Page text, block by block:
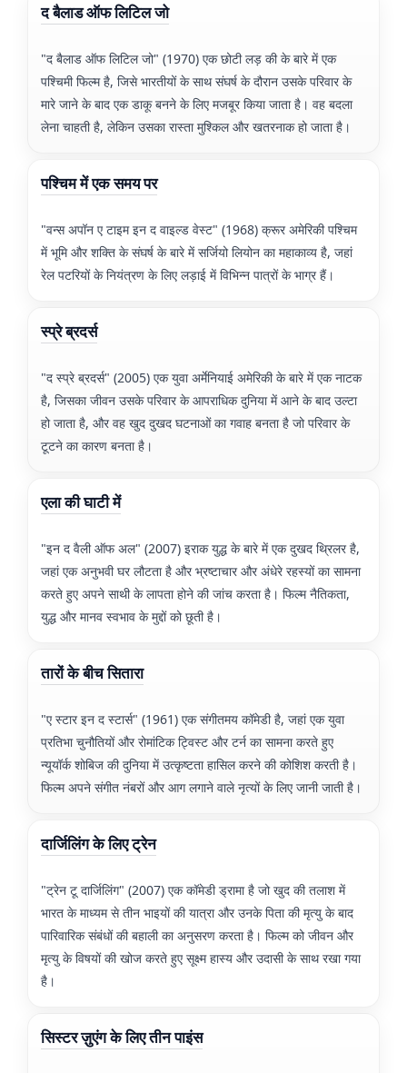
द बैलाड ऑफ लिटिल जो
"द बैलाड ऑफ लिटिल जो" (1970) एक छोटी लड़ की के बारे में एक
पश्चिमी फिल्म है, जिसे भारतीयों के साथ संघर्ष के दौरान उसके परिवार के
मारे जाने के बाद एक डाकू बनने के लिए मजबूर किया जाता है। वह बदला
लेना चाहती है, लेकिन उसका रास्ता मुश्किल और खतरनाक हो जाता है।
पश्चिम में एक समय पर
"वन्स अपॉन ए टाइम इन द वाइल्ड वेस्ट" (1968) क्रूर अमेरिकी पश्चिम
में भूमि और शक्ति के संघर्ष के बारे में सर्जियो लियोन का महाकाव्य है, जहां
रेल पटरियों के नियंत्रण के लिए लड़ाई में विभिन्न पात्रों के भाग्र हैं।
स्प्रे ब्रदर्स
"द स्प्रे ब्रदर्स" (2005) एक युवा अर्मेनियाई अमेरिकी के बारे में एक नाटक
है, जिसका जीवन उसके परिवार के आपराधिक दुनिया में आने के बाद उल्टा
हो जाता है, और वह खुद दुखद घटनाओं का गवाह बनता है जो परिवार के
टूटने का कारण बनता है।
एला की घाटी में
"इन द वैली ऑफ अल" (2007) इराक युद्ध के बारे में एक दुखद थ्रिलर है,
जहां एक अनुभवी घर लौटता है और भ्रष्टाचार और अंधेरे रहस्यों का सामना
करते हुए अपने साथी के लापता होने की जांच करता है। फिल्म नैतिकता,
युद्ध और मानव स्वभाव के मुद्दों को छूती है।
तारों के बीच सितारा
"ए स्टार इन द स्टार्स" (1961) एक संगीतमय कॉमेडी है, जहां एक युवा
प्रतिभा चुनौतियों और रोमांटिक ट्विस्ट और टर्न का सामना करते हुए
न्यूयॉर्क शोबिज की दुनिया में उत्कृष्टता हासिल करने की कोशिश करती है।
फिल्म अपने संगीत नंबरों और आग लगाने वाले नृत्यों के लिए जानी जाती है।
दार्जिलिंग के लिए ट्रेन
"ट्रेन टू दार्जिलिंग" (2007) एक कॉमेडी ड्रामा है जो खुद की तलाश में
भारत के माध्यम से तीन भाइयों की यात्रा और उनके पिता की मृत्यु के बाद
पारिवारिक संबंधों की बहाली का अनुसरण करता है। फिल्म को जीवन और
मृत्यु के विषयों की खोज करते हुए सूक्ष्म हास्य और उदासी के साथ रखा गया
है।
सिस्टर ज़ुएंग के लिए तीन पाइंस